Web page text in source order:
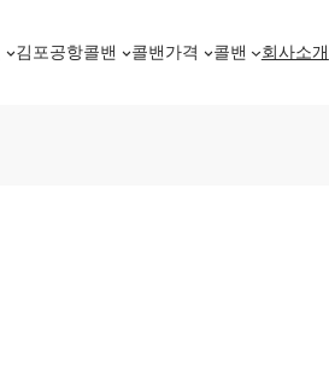
김포공항콜밴 콜밴가격 콜밴 회사소개